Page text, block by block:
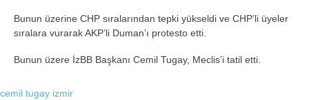
Bunun üzerine CHP sıralarından tepki yükseldi ve CHP’li üyeler
sıralara vurarak AKP’li Duman’ı protesto etti.
Bunun üzere İzBB Başkanı Cemil Tugay, Meclis’i tatil etti.
cemil tugay izmir